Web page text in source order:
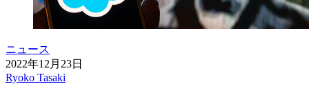
ニュース
2022年12月23日
Ryoko Tasaki